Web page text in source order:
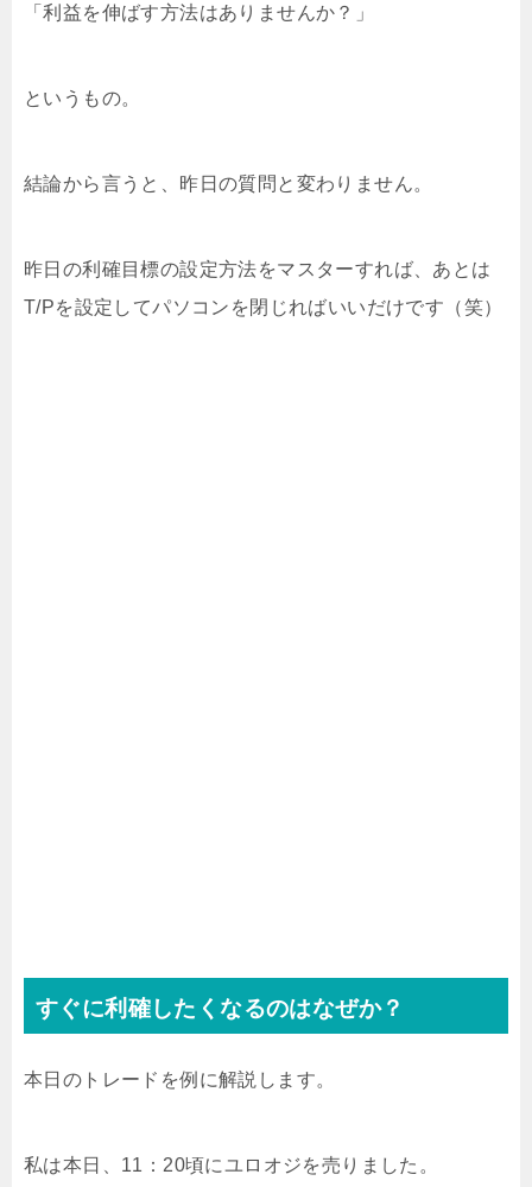
「利益を伸ばす方法はありませんか？」
というもの。
結論から言うと、昨日の質問と変わりません。
昨日の利確目標の設定方法をマスターすれば、あとは
T/Pを設定してパソコンを閉じればいいだけです（笑）
すぐに利確したくなるのはなぜか？
本日のトレードを例に解説します。
私は本日、11：20頃にユロオジを売りました。